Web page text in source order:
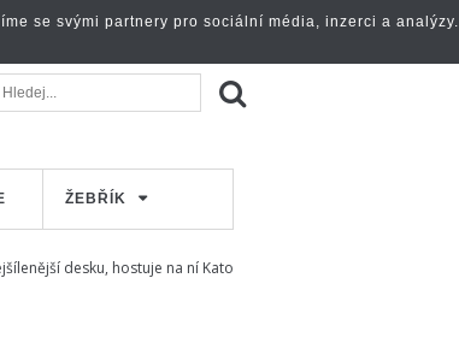
ŽEBŘÍK
desku, hostuje na ní Kato
se svými partnery pro sociální média, inzerci a analýzy.